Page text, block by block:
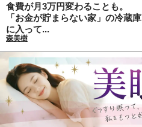
食費が月3万円変わることも。
「お金が貯まらない家」の冷蔵庫
に入って...
森美樹